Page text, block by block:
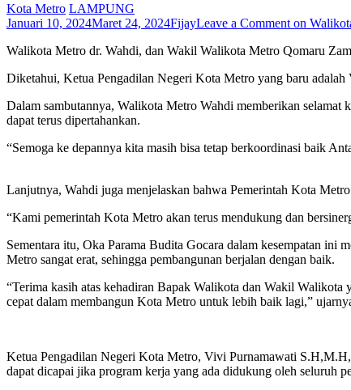
Kota Metro LAMPUNG
Januari 10, 2024Maret 24, 2024FijayLeave a Comment on
Walikota Metro dr. Wahdi, dan Wakil Walikota Metro Qomaru
Diketahui, Ketua Pengadilan Negeri Kota Metro yang baru
Dalam sambutannya, Walikota Metro Wahdi memberikan
dapat terus dipertahankan.
“Semoga ke depannya kita masih bisa tetap berkoordinasi baik
Lanjutnya, Wahdi juga menjelaskan bahwa Pemerintah Kota
“Kami pemerintah Kota Metro akan terus mendukung dan
Sementara itu, Oka Parama Budita Gocara dalam kesempatan ini
Metro sangat erat, sehingga pembangunan berjalan dengan baik.
“Terima kasih atas kehadiran Bapak Walikota dan Wakil Walikota
cepat dalam membangun Kota Metro untuk lebih baik lagi,”
Ketua Pengadilan Negeri Kota Metro, Vivi Purnamawati
dapat dicapai jika program kerja yang ada didukung oleh seluruh